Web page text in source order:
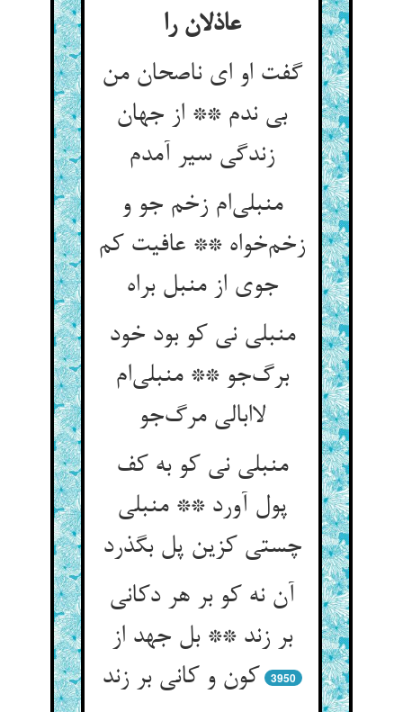
عاذلان را
گفت او ای ناصحان من
بی ندم ** از جهان
زندگی سیر آمدم
منبلی‌ام زخم جو و
زخم‌خواه ** عافیت کم
جوی از منبل براه
منبلی نی کو بود خود
برگ‌جو ** منبلی‌ام
لاابالی مرگ‌جو
منبلی نی کو به کف
پول آورد ** منبلی
چستی کزین پل بگذرد
آن نه کو بر هر دکانی
بر زند ** بل جهد از
کون و کانی بر زند
3950